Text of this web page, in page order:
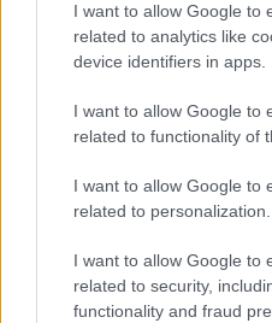
I want to allow Google to
related to analytics like
device identifiers in apps.
I want to allow Google to
related to functionality of
I want to allow Google to
related to personalization.
I want to allow Google to
related to security,
functionality and fraud
daGoogle
Condividi l'articolo
F
a
ce
b
T
w
it
te
Pi
n
te
re
W
h
at
s
Prossimo